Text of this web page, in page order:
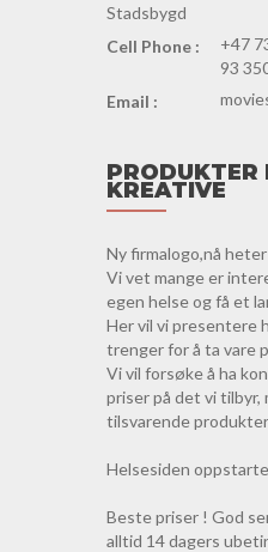
Stadsbygd
Cell Phone :
+47
93
Email :
PRODUKTER
KREATIVE
Ny firmalogo,nå
Vi vet mange er
egen helse og få et
Her vil vi presentere
trenger for å ta vare
Vi vil forsøke å ha
priser på det vi tilbyr,
tilsvarende
Helsesiden
Beste priser ! God
alltid 14 dagers